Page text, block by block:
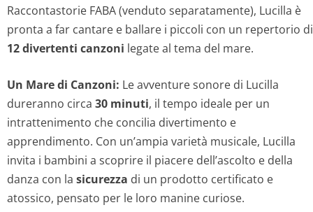
o
o
r
i
g
i
n
o
a
t
u
a
l
Raccontastorie FABA (venduto separatamente), Lucilla è
pronta a far cantare e ballare i piccoli con un repertorio di
12 divertenti canzoni legate al tema del mare.
Un Mare di Canzoni: Le avventure sonore di Lucilla
dureranno circa 30 minuti, il tempo ideale per un
intrattenimento che concilia divertimento e
apprendimento. Con un’ampia varietà musicale, Lucilla
invita i bambini a scoprire il piacere dell’ascolto e della
danza con la sicurezza di un prodotto certificato e
atossico, pensato per le loro manine curiose.